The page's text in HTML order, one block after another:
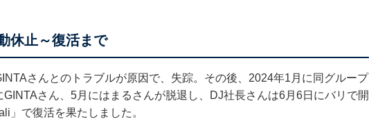
休止～復活まで
さんとのトラブルが原因で、失踪。その後、2024年1月に同グループ
さん、5月にはまるさんが脱退し、DJ社長さんは6月6日にバリで開
」で復活を果たしました。